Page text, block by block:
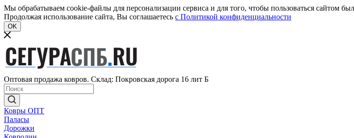
Мы обрабатываем cookie-файлы для персонализации сервиса и для того, чтобы пользоваться сайтом
Продолжая использование сайта, Вы соглашаетесь c Политикой конфиденциальности
OK
Оптовая продажа ковров. Склад: Покровская дорога 16 лит Б
Ковры ОПТ
Паласы
Дорожки